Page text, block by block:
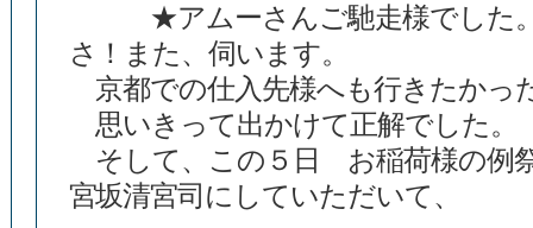
★アムーさんご馳走様でした。
さ！また、伺います。
京都での仕入先様へも行きたかっ
思いきって出かけて正解でした。
そして、この５日 お稲荷様の例
宮坂清宮司にしていただいて、